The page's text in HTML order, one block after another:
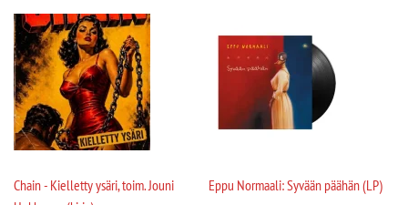
Chain - Kielletty ysäri, toim. Jouni
Eppu Normaali: Syvään päähän (LP)